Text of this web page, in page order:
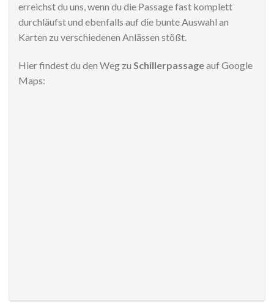
erreichst du uns, wenn du die Passage fast komplett
durchläufst und ebenfalls auf die bunte Auswahl an
Karten zu verschiedenen Anlässen stößt.
Hier findest du den Weg zu Schillerpassageauf Google
Maps: